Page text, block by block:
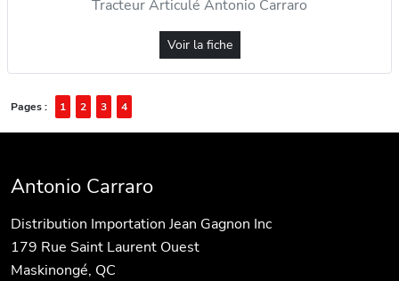
Tracteur Articulé Antonio Carraro
Voir la fiche
Pages : 1 2 3 4
Antonio Carraro
Distribution Importation Jean Gagnon Inc
179 Rue Saint Laurent Ouest
Maskinongé, QC